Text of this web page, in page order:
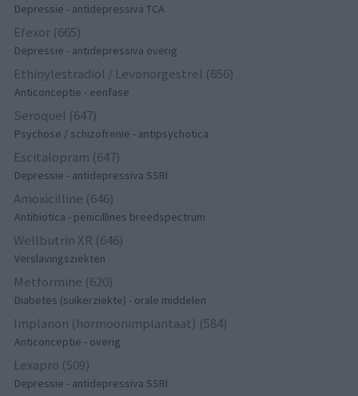
Depressie - antidepressiva TCA
Efexor (665)
Depressie - antidepressiva overig
Ethinylestradiol / Levonorgestrel (656)
Anticonceptie - eenfase
Seroquel (647)
Psychose / schizofrenie - antipsychotica
Escitalopram (647)
Depressie - antidepressiva SSRI
Amoxicilline (646)
Antibiotica - penicillines breedspectrum
Wellbutrin XR (646)
Verslavingsziekten
Metformine (620)
Diabetes (suikerziekte) - orale middelen
Implanon (hormoonimplantaat) (584)
Anticonceptie - overig
Lexapro (509)
Depressie - antidepressiva SSRI